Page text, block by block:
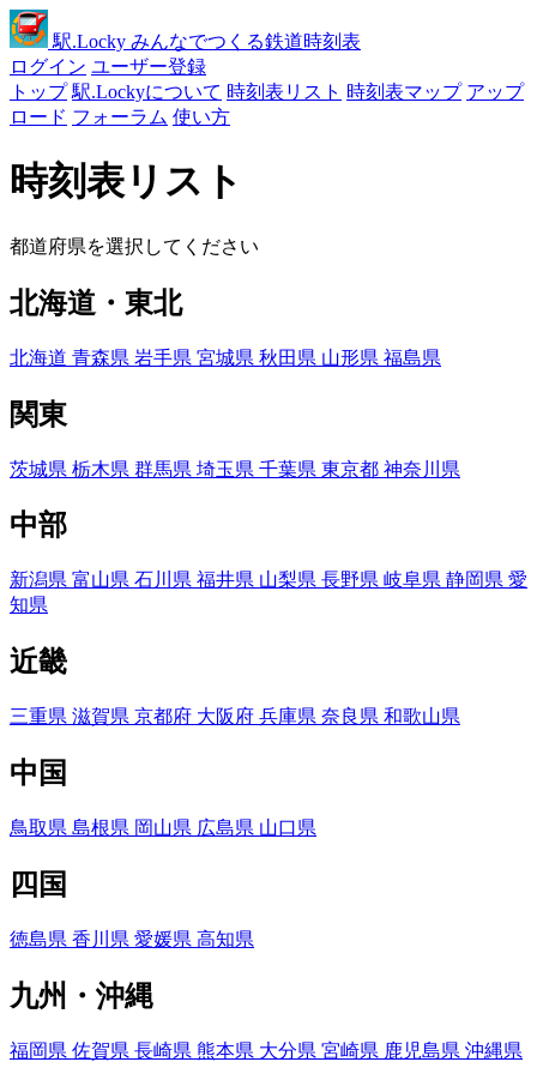
駅.Locky みんなでつくる鉄道時刻表
ログイン ユーザー登録
トップ 駅.Lockyについて 時刻表リスト 時刻表マップ アップ
ロード フォーラム 使い方
時刻表リスト
都道府県を選択してください
北海道・東北
北海道 青森県 岩手県 宮城県 秋田県 山形県 福島県
関東
茨城県 栃木県 群馬県 埼玉県 千葉県 東京都 神奈川県
中部
新潟県 富山県 石川県 福井県 山梨県 長野県 岐阜県 静岡県 愛
知県
近畿
三重県 滋賀県 京都府 大阪府 兵庫県 奈良県 和歌山県
中国
鳥取県 島根県 岡山県 広島県 山口県
四国
徳島県 香川県 愛媛県 高知県
九州・沖縄
福岡県 佐賀県 長崎県 熊本県 大分県 宮崎県 鹿児島県 沖縄県